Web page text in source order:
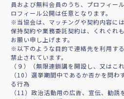
員および無料会員のうち、プロフィー
ロフィール公開は任意となります。
※当協会は、マッチングや契約内容に
保持契約や業務委託契約は、くれぐれ
お願い申し上げます。
※以下のような目的で連絡先を利用す
禁止されています。
（９）（無限連鎖講を開設し、又はこ
（10）選挙期間中であるか否かを問わ
る行為
（11）政治活動用の広告、宣伝、勧誘